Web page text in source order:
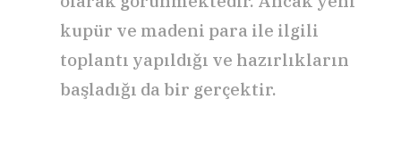
kupür ve madeni para ile ilgili
toplantı yapıldığı ve hazırlıkların
başladığı da bir gerçektir.